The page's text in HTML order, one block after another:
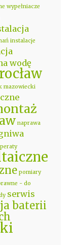
wypełniacze
instalacje
wodę
mazowiecki
naprawa
pomiary
- do
serwis
baterii